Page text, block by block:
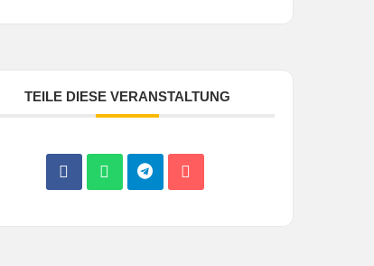
TEILE DIESE VERANSTALTUNG